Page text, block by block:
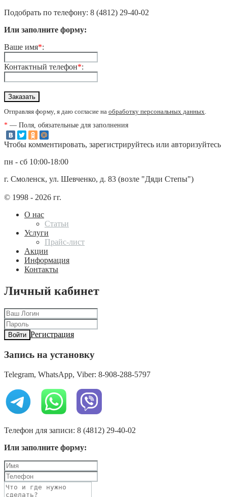
Подобрать по телефону: 8 (4812) 29-40-02
Или заполните форму:
Ваше имя*:
Контактный телефон*:
Отправляя форму, я даю согласие на обработку персональных данных.
* — Поля, обязательные для заполнения
Чтобы комментировать, зарегистрируйтесь или авторизуйтесь
пн - сб 10:00-18:00
г. Смоленск, ул. Шевченко, д. 83 (возле "Дяди Степы")
© 1998 - 2026 гг.
О нас
Статьи
Услуги
Прайс-лист
Акции
Информация
Контакты
Личный кабинет
Войти Регистрация
Запись на установку
Telegram, WhatsApp, Viber: 8-908-288-5797
Телефон для записи: 8 (4812) 29-40-02
Или заполните форму: